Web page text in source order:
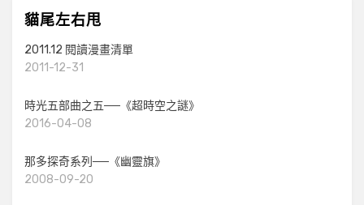
貓尾左右甩
2011.12 閱讀漫畫清單
2011-12-31
時光五部曲之五──《超時空之謎》
2016-04-08
那多探奇系列──《幽靈旗》
2008-09-20